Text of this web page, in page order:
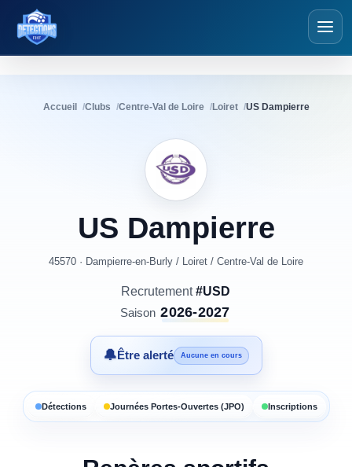
Détections Foot
Accueil Clubs Centre-Val de Loire Loiret US Dampierre
US Dampierre
45570 · Dampierre-en-Burly / Loiret / Centre-Val de Loire
Recrutement#USD
Saison 2026-2027
🔔Être alerté Aucune en cours
Détections Journées Portes-Ouvertes (JPO) Inscriptions